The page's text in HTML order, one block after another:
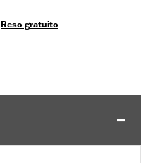
Reso gratuito